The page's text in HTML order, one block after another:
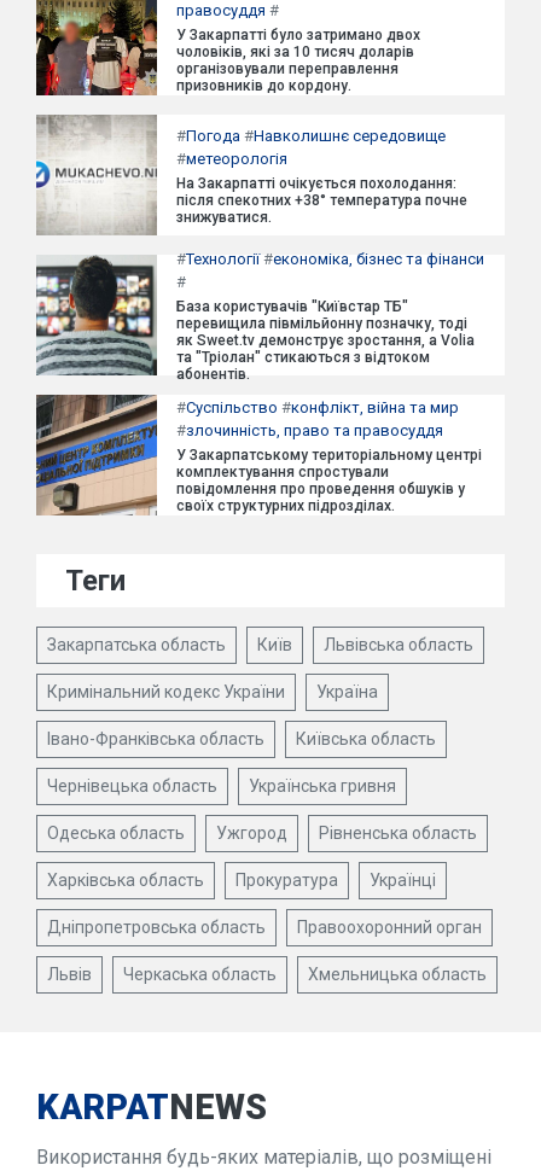
правосуддя #
У Закарпатті було затримано двох
чоловіків, які за 10 тисяч доларів
організовували переправлення
призовників до кордону.
#Погода #Навколишнє середовище
#метеорологія
На Закарпатті очікується похолодання:
після спекотних +38° температура почне
знижуватися.
#Технології#економіка, бізнес та фінанси
#
База користувачів "Київстар ТБ"
перевищила півмільйонну позначку, тоді
як Sweet.tv демонструє зростання, а Volia
та "Тріолан" стикаються з відтоком
абонентів.
#Суспільство #конфлікт, війна та мир
#злочинність, право та правосуддя
У Закарпатському територіальному центрі
комплектування спростували
повідомлення про проведення обшуків у
своїх структурних підрозділах.
Теги
Закарпатська область Київ Львівська область
Кримінальний кодекс України Україна
Івано-Франківська область Київська область
Чернівецька область Українська гривня
Одеська область Ужгород Рівненська область
Харківська область Прокуратура Українці
Дніпропетровська область Правоохоронний орган
Львів Черкаська область Хмельницька область
KARPATNEWS
Використання будь-яких матеріалів, що розміщені